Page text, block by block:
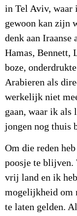
in Tel Aviv, waar
gewoon kan zijn
denk aan Iraanse
Hamas, Bennett,
boze,
Arabieren als
werkelijk niet
gaan, waar ik als
jongen nog thuis
Om die reden
poosje te blijven.
vrij land en ik
mogelijkheid om
te laten gelden.